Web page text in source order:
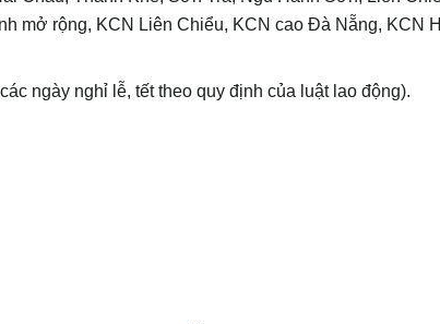
mở rộng, KCN Liên Chiểu, KCN cao Đà Nẵng, KCN
ngày nghỉ lễ, tết theo quy định của luật lao động).